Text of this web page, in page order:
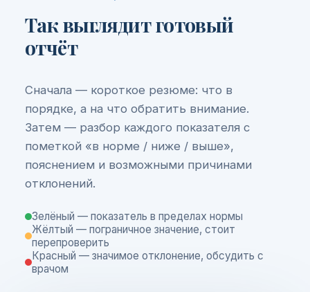
Так выглядит готовый
отчёт
Сначала — короткое резюме: что в
порядке, а на что обратить внимание.
Затем — разбор каждого показателя с
пометкой «в норме / ниже / выше»,
пояснением и возможными причинами
отклонений.
Зелёный — показатель в пределах нормы
Жёлтый — пограничное значение, стоит
перепроверить
Красный — значимое отклонение, обсудить с
врачом